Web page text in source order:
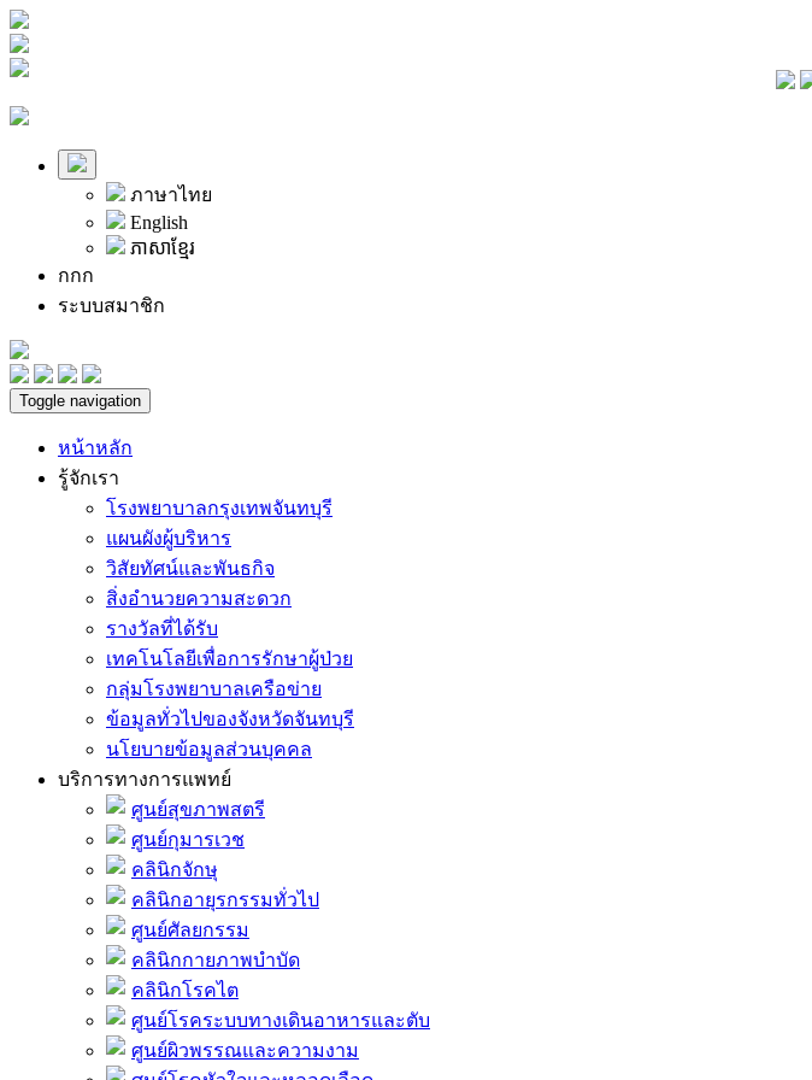
ภาษาไทย
English
ភាសាខ្មែរ
กกก
ระบบสมาชิก
Toggle navigation
หน้าหลัก
รู้จักเรา
โรงพยาบาลกรุงเทพจันทบุรี
แผนผังผู้บริหาร
วิสัยทัศน์และพันธกิจ
สิ่งอำนวยความสะดวก
รางวัลที่ได้รับ
เทคโนโลยีเพื่อการรักษาผู้ป่วย
กลุ่มโรงพยาบาลเครือข่าย
ข้อมูลทั่วไปของจังหวัดจันทบุรี
นโยบายข้อมูลส่วนบุคคล
บริการทางการแพทย์
ศูนย์สุขภาพสตรี
ศูนย์กุมารเวช
คลินิกจักษุ
คลินิกอายุรกรรมทั่วไป
ศูนย์ศัลยกรรม
คลินิกกายภาพบำบัด
คลินิกโรคไต
ศูนย์โรคระบบทางเดินอาหารและตับ
ศูนย์ผิวพรรณและความงาม